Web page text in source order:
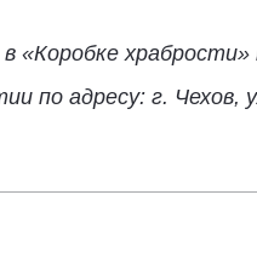
«Коробке
по адресу: г. Чехов,